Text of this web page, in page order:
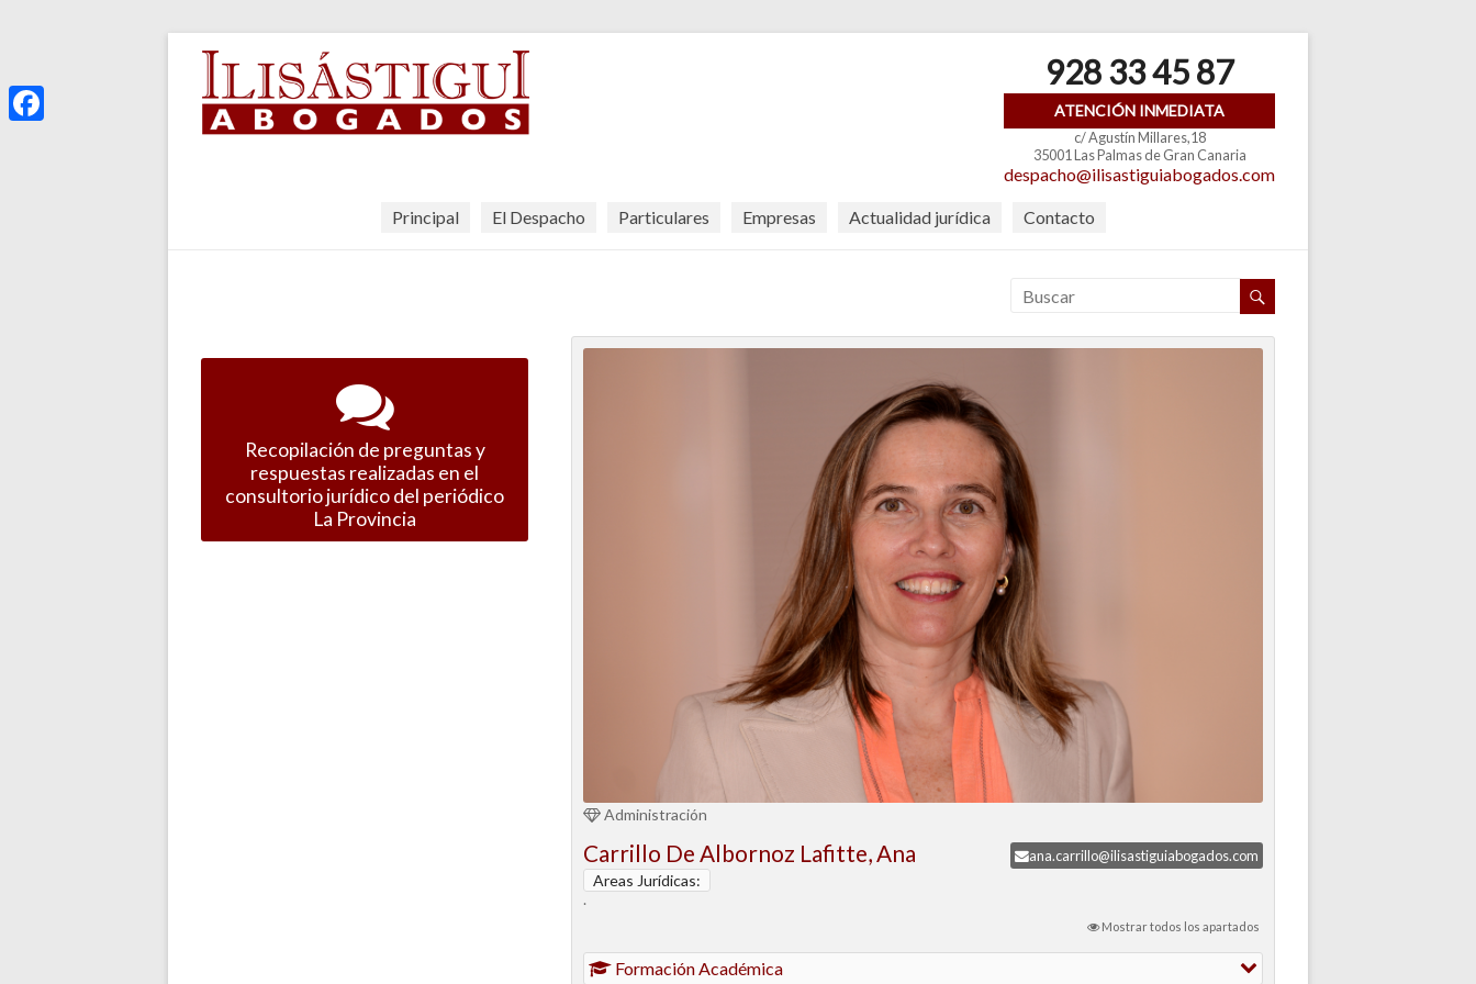
928 33 45 87
ATENCIÓN INMEDIATA
c/ Agustín Millares,18
35001 Las Palmas de Gran Canaria
despacho@ilisastiguiabogados.com
Principal El Despacho Particulares Empresas Actualidad jurídica Contacto
Administración
Carrillo De Albornoz Lafitte, Ana ana.carrillo@ilisastiguiabogados.com
Areas Jurídicas:
·
Mostrar todos los apartados
Formación Académica
Recopilación de preguntas y
respuestas realizadas en el
consultorio jurídico del periódico
La Provincia